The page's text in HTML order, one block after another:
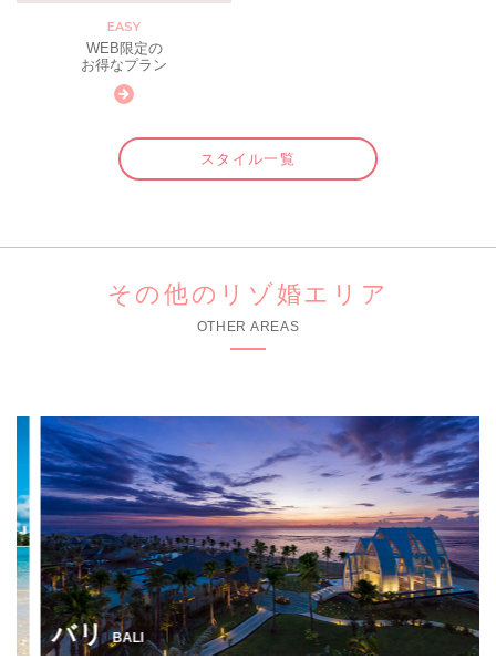
EASY
WEB限定の
お得なプラン
スタイル一覧
その他のリゾ婚エリア
OTHER AREAS
バリ BALI